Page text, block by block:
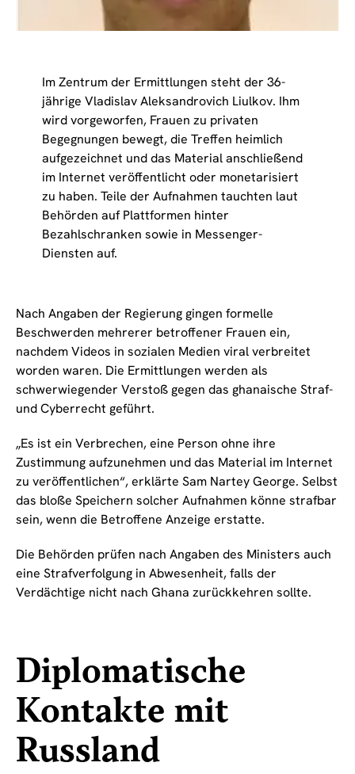
Im Zentrum der Ermittlungen steht der 36-
jährige Vladislav Aleksandrovich Liulkov. Ihm
wird vorgeworfen, Frauen zu privaten
Begegnungen bewegt, die Treffen heimlich
aufgezeichnet und das Material anschließend
im Internet veröffentlicht oder monetarisiert
zu haben. Teile der Aufnahmen tauchten laut
Behörden auf Plattformen hinter
Bezahlschranken sowie in Messenger-
Diensten auf.
Nach Angaben der Regierung gingen formelle
Beschwerden mehrerer betroffener Frauen ein,
nachdem Videos in sozialen Medien viral verbreitet
worden waren. Die Ermittlungen werden als
schwerwiegender Verstoß gegen das ghanaische Straf-
und Cyberrecht geführt.
„Es ist ein Verbrechen, eine Person ohne ihre
Zustimmung aufzunehmen und das Material im Internet
zu veröffentlichen“, erklärte Sam Nartey George. Selbst
das bloße Speichern solcher Aufnahmen könne strafbar
sein, wenn die Betroffene Anzeige erstatte.
Die Behörden prüfen nach Angaben des Ministers auch
eine Strafverfolgung in Abwesenheit, falls der
Verdächtige nicht nach Ghana zurückkehren sollte.
Diplomatische
Kontakte mit
Russland